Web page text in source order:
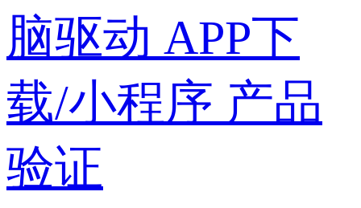
脑驱动 APP下
载/小程序 产品
验证